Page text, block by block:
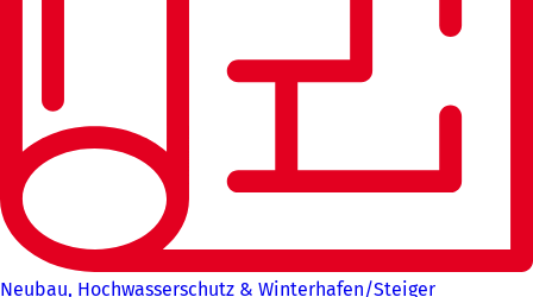
Neubau, Hochwasserschutz & Winterhafen/Steiger